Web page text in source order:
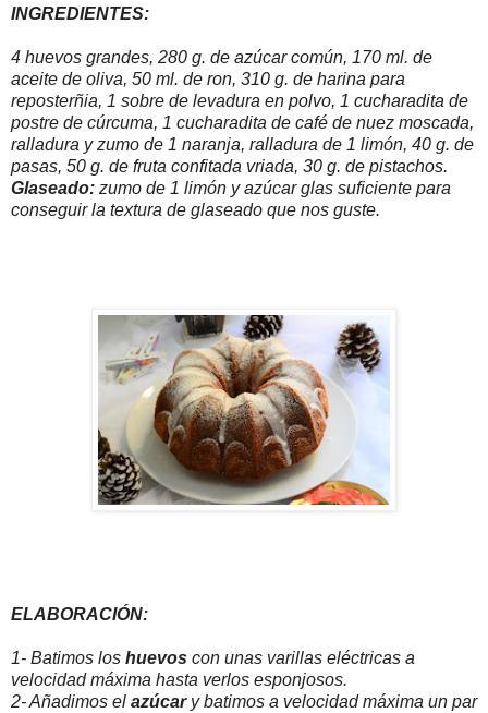
INGREDIENTES:
4 huevos grandes, 280 g. de azúcar común, 170 ml. de
aceite de oliva, 50 ml. de ron, 310 g. de harina para
reposterñia, 1 sobre de levadura en polvo, 1 cucharadita de
postre de cúrcuma, 1 cucharadita de café de nuez moscada,
ralladura y zumo de 1 naranja, ralladura de 1 limón, 40 g. de
pasas, 50 g. de fruta confitada vriada, 30 g. de pistachos.
Glaseado: zumo de 1 limón y azúcar glas suficiente para
conseguir la textura de glaseado que nos guste.
ELABORACIÓN:
1- Batimos los huevos con unas varillas eléctricas a
velocidad máxima hasta verlos esponjosos.
2- Añadimos el azúcar y batimos a velocidad máxima un par